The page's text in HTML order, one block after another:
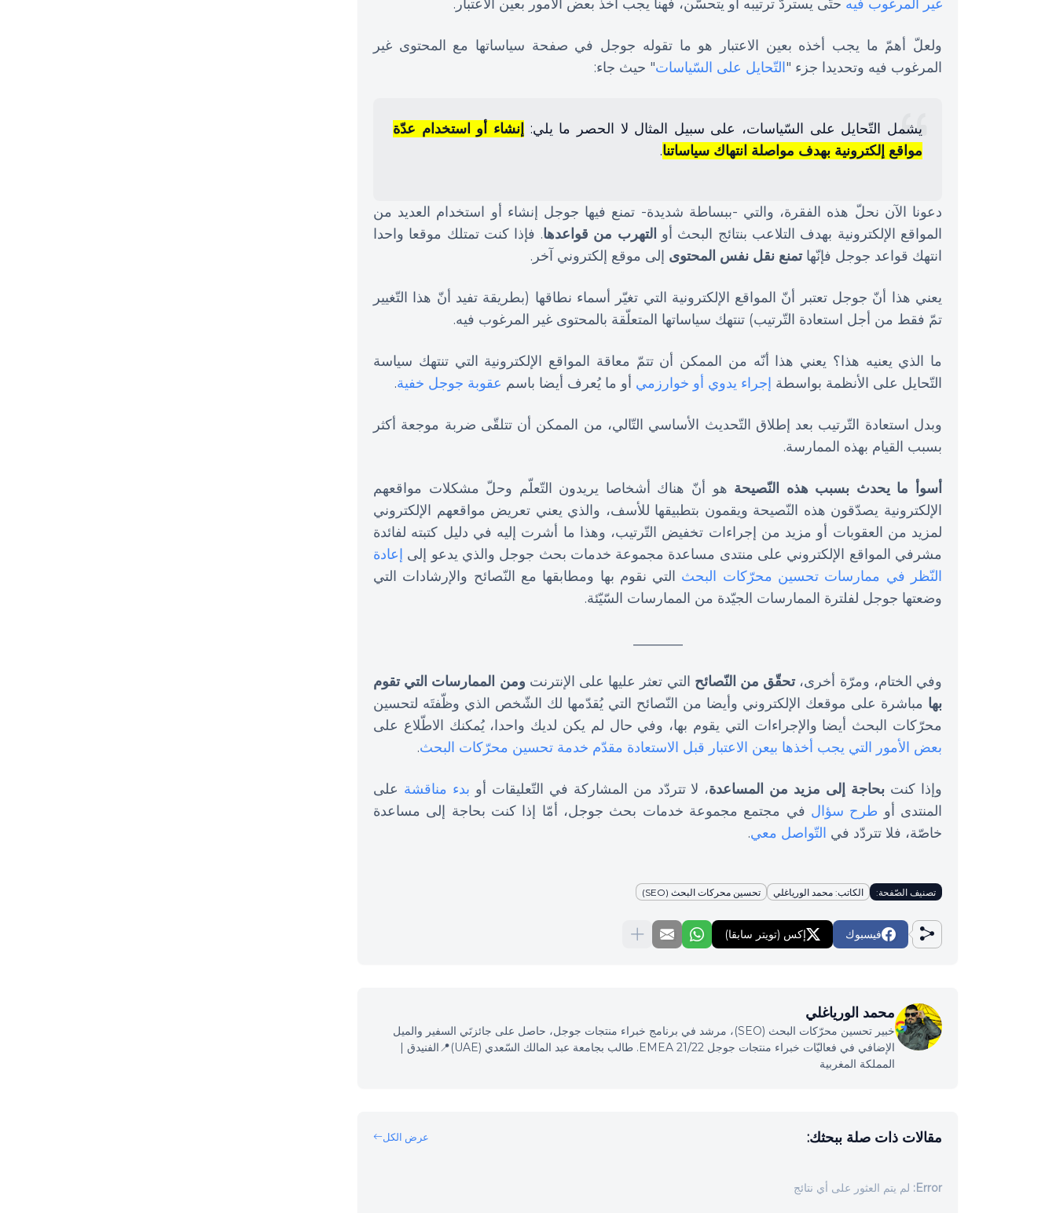
غير المرغوب فيه حتّى يستردّ ترتيبه أو يتحسّن، فهنا يجب أخذ بعض الأمور بعين الاعتبار.
ولعلّ أهمّ ما يجب أخذه بعين الاعتبار هو ما تقوله جوجل في صفحة سياساتها مع المحتوى غير
المرغوب فيه وتحديدا جزء "التّحايل على السّياسات" حيث جاء:
يشمل التّحايل على السّياسات، على سبيل المثال لا الحصر ما يلي: إنشاء أو استخدام عدّة
مواقع إلكترونية بهدف مواصلة انتهاك سياساتنا.
دعونا الآن نحلّ هذه الفقرة، والتي -ببساطة شديدة- تمنع فيها جوجل إنشاء أو استخدام العديد من
المواقع الإلكترونية بهدف التلاعب بنتائج البحث أو التهرب من قواعدها. فإذا كنت تمتلك موقعا واحدا
انتهك قواعد جوجل فإنّهاتمنع نقل نفس المحتوى إلى موقع إلكتروني آخر.
يعني هذا أنّ جوجل تعتبر أنّ المواقع الإلكترونية التي تغيّر أسماء نطاقها (بطريقة تفيد أنّ هذا التّغيير
تمّ فقط من أجل استعادة التّرتيب) تنتهك سياساتها المتعلّقة بالمحتوى غير المرغوب فيه.
ما الذي يعنيه هذا؟ يعني هذا أنّه من الممكن أن تتمّ معاقة المواقع الإلكترونية التي تنتهك سياسة
التّحايل على الأنظمة بواسطة إجراء يدوي أو خوارزمي أو ما يُعرف أيضا باسم عقوبة جوجل خفية.
وبدل استعادة التّرتيب بعد إطلاق التّحديث الأساسي التّالي، من الممكن أن تتلقّى ضربة موجعة أكثر
بسبب القيام بهذه الممارسة.
أسوأ ما يحدث بسبب هذه النّصيحة هو أنّ هناك أشخاصا يريدون التّعلّم وحلّ مشكلات مواقعهم
الإلكترونية يصدّقون هذه النّصيحة ويقمون بتطبيقها للأسف، والذي يعني تعريض مواقعهم الإلكتروني
لمزيد من العقوبات أو مزيد من إجراءات تخفيض التّرتيب، وهذا ما أشرت إليه في دليل كتبته لفائدة
مشرفي المواقع الإلكتروني على منتدى مساعدة مجموعة خدمات بحث جوجل والذي يدعو إلى إعادة
النّظر في ممارسات تحسين محرّكات البحث التي نقوم بها ومطابقها مع النّصائح والإرشادات التي
وضعتها جوجل لفلترة الممارسات الجيّدة من الممارسات السّيّئة.
وفي الختام، ومرّة أخرى،تحقّق من النّصائح التي تعثر عليها على الإنترنت ومن الممارسات التي تقوم
بها مباشرة على موقعك الإلكتروني وأيضا من النّصائح التي يُقدّمها لك الشّخص الذي وظّفتَه لتحسين
محرّكات البحث أيضا والإجراءات التي يقوم بها، وفي حال لم يكن لديك واحدا، يُمكنك الاطّلاع على
بعض الأمور التي يجب أخذها بيعن الاعتبار قبل الاستعادة مقدّم خدمة تحسين محرّكات البحث.
وإذا كنت بحاجة إلى مزيد من المساعدة، لا تتردّد من المشاركة في التّعليقات أو بدء مناقشة على
المنتدى أو طرح سؤال في مجتمع مجموعة خدمات بحث جوجل، أمّا إذا كنت بحاجة إلى مساعدة
خاصّة، فلا تتردّد في التّواصل معي.
تصنيف الصّفحة: الكاتب: محمد الورياغلي تحسين محركات البحث (SEO)
فيسبوك إكس (تويتر سابقا)
محمد الورياغلي
خبير تحسين محرّكات البحث (SEO)، مرشد في برنامج خبراء منتجات جوجل، حاصل على جائزتَي السفير والميل
الإضافي في فعاليّات خبراء منتجات جوجل EMEA 21/22. طالب بجامعة عبد المالك السّعدي (UAE)📍الفنيدق |
المملكة المغربية
مقالات ذات صلة ببحثك: عرض الكل
Error: لم يتم العثور على أي نتائج